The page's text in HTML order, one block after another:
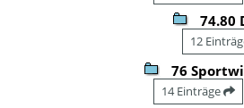
74.80
12
76
14 Einträge